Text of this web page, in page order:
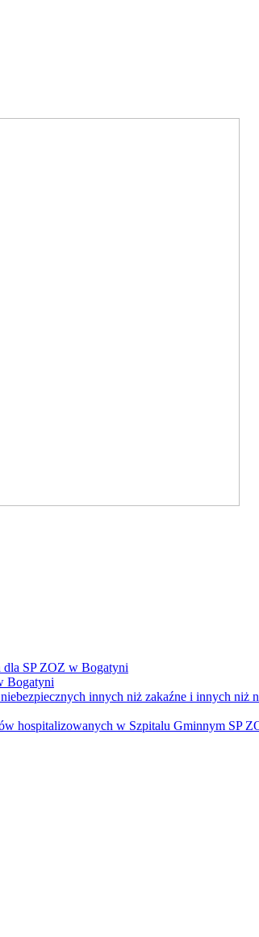
dla SP ZOZ w Bogatyni
Bogatyni
innych niż zakaźne i innych niż
hospitalizowanych w Szpitalu Gminnym SP